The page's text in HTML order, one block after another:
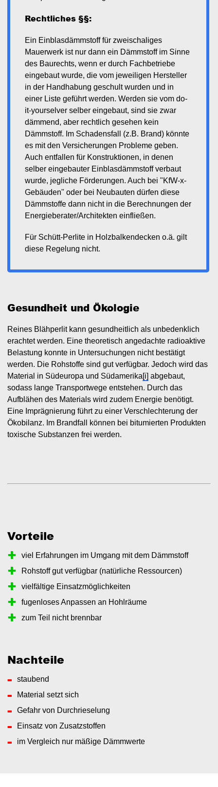
Rechtliches §§:
Ein Einblasdämmstoff für zweischaliges
Mauerwerk ist nur dann ein Dämmstoff im Sinne
des Baurechts, wenn er durch Fachbetriebe
eingebaut wurde, die vom jeweiligen Hersteller
in der Handhabung geschult wurden und in
einer Liste geführt werden. Werden sie vom do-
it-yourselver selber eingebaut, sind sie zwar
dämmend, aber rechtlich gesehen kein
Dämmstoff. Im Schadensfall (z.B. Brand) könnte
es mit den Versicherungen Probleme geben.
Auch entfallen für Konstruktionen, in denen
selber eingebauter Einblasdämmstoff verbaut
wurde, jegliche Förderungen. Auch bei "KfW-x-
Gebäuden" oder bei Neubauten dürfen diese
Dämmstoffe dann nicht in die Berechnungen der
Energieberater/Architekten einfließen.
Für Schütt-Perlite in Holzbalkendecken o.ä. gilt
diese Regelung nicht.
Gesundheit und Ökologie
Reines Blähperlit kann gesundheitlich als unbedenklich
erachtet werden. Eine theoretisch angedachte radioaktive
Belastung konnte in Untersuchungen nicht bestätigt
werden. Die Rohstoffe sind gut verfügbar. Jedoch wird das
Material in Südeuropa und Südamerika[i] abgebaut,
sodass lange Transportwege entstehen. Durch das
Aufblähen des Materials wird zudem Energie benötigt.
Eine Imprägnierung führt zu einer Verschlechterung der
Ökobilanz. Im Brandfall können bei bitumierten Produkten
toxische Substanzen frei werden.
Vorteile
viel Erfahrungen im Umgang mit dem Dämmstoff
Rohstoff gut verfügbar (natürliche Ressourcen)
vielfältige Einsatzmöglichkeiten
fugenloses Anpassen an Hohlräume
zum Teil nicht brennbar
Nachteile
staubend
Material setzt sich
Gefahr von Durchrieselung
Einsatz von Zusatzstoffen
im Vergleich nur mäßige Dämmwerte